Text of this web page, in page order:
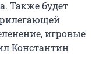
Также будет
игровые
Константин